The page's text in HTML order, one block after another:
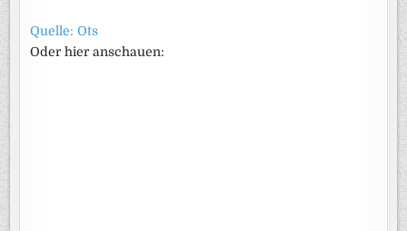
Quelle: Ots
Oder hier anschauen: